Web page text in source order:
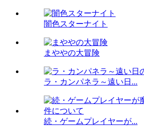
闇色スターナイト
まややの大冒険
ラ・カンパネラ～遠い日...
続・ゲームプレイヤーが...